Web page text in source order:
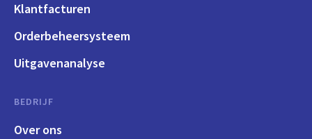
Klantfacturen
Orderbeheersysteem
Uitgavenanalyse
BEDRIJF
Over ons